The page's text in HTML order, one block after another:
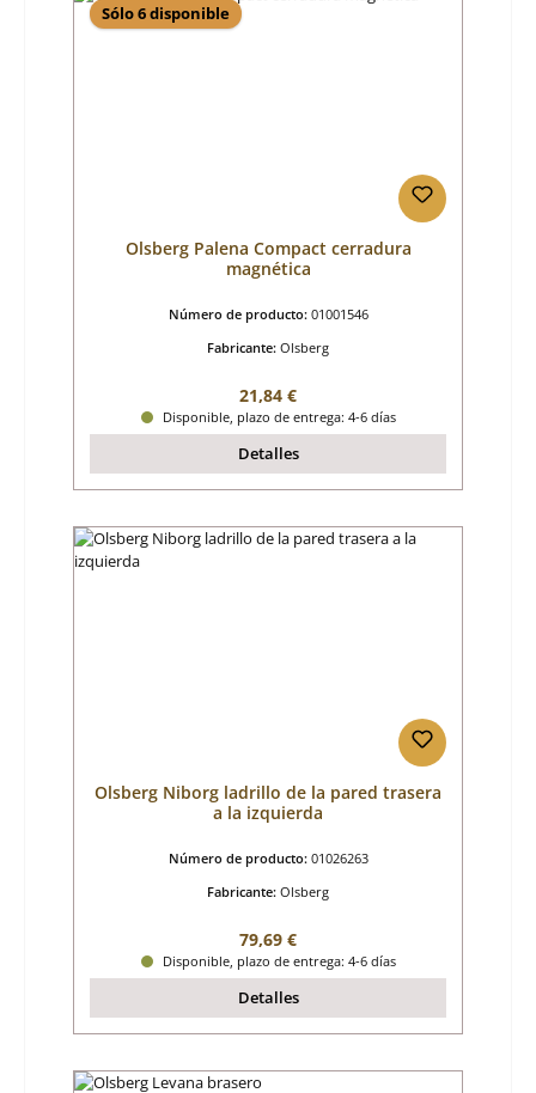
Sólo 6 disponible
Olsberg Palena Compact cerradura
magnética
Número de producto: 01001546
Fabricante: Olsberg
Precio normal:
21,84 €
Disponible, plazo de entrega: 4-6 días
Detalles
Olsberg Niborg ladrillo de la pared trasera
a la izquierda
Número de producto: 01026263
Fabricante: Olsberg
Precio normal:
79,69 €
Disponible, plazo de entrega: 4-6 días
Detalles